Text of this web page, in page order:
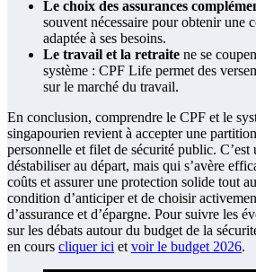
Le choix des assurances
souvent nécessaire pour obtenir une
adaptée à ses besoins.
Le travail et la retraite ne se
système : CPF Life permet des
sur le marché du travail.
En conclusion, comprendre le CPF et le
singapourien revient à accepter une
personnelle et filet de sécurité public. C’est
déstabiliser au départ, mais qui s’avère
coûts et assurer une protection solide tout
condition d’anticiper et de choisir
d’assurance et d’épargne. Pour suivre les
sur les débats autour du budget de la
en cours cliquer ici et voir le budget 2026.